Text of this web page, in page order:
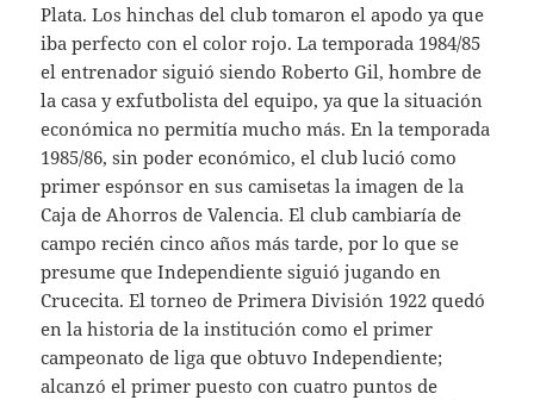
Plata. Los hinchas del club tomaron el apodo ya que
iba perfecto con el color rojo. La temporada 1984/85
el entrenador siguió siendo Roberto Gil, hombre de
la casa y exfutbolista del equipo, ya que la situación
económica no permitía mucho más. En la temporada
1985/86, sin poder económico, el club lució como
primer espónsor en sus camisetas la imagen de la
Caja de Ahorros de Valencia. El club cambiaría de
campo recién cinco años más tarde, por lo que se
presume que Independiente siguió jugando en
Crucecita. El torneo de Primera División 1922 quedó
en la historia de la institución como el primer
campeonato de liga que obtuvo Independiente;
alcanzó el primer puesto con cuatro puntos de